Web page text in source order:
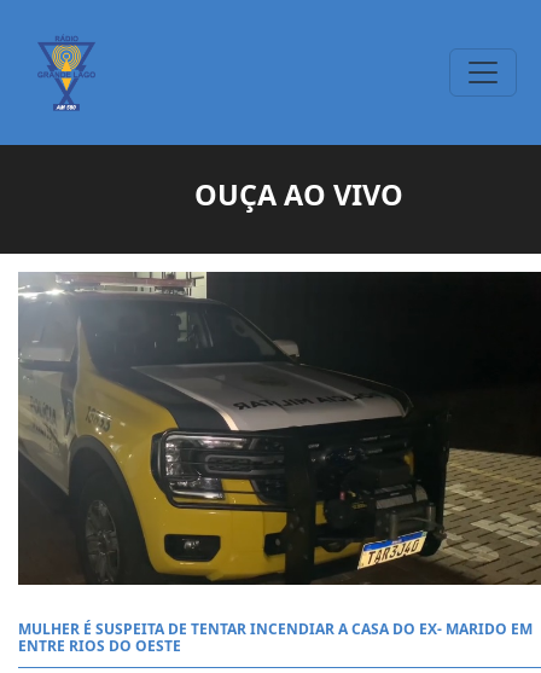
OUÇA AO VIVO
MULHER É SUSPEITA DE TENTAR INCENDIAR A CASA DO EX- MARIDO EM
ENTRE RIOS DO OESTE